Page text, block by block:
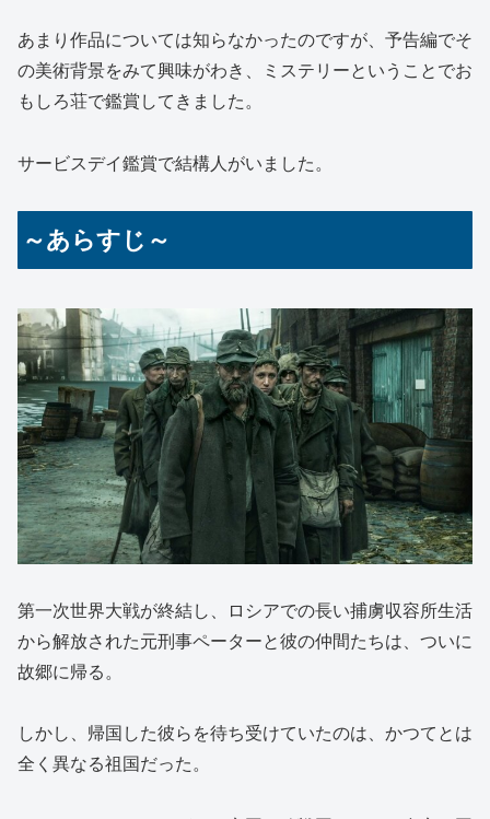
あまり作品については知らなかったのですが、予告編でそ
の美術背景をみて興味がわき、ミステリーということでお
もしろ荘で鑑賞してきました。
サービスデイ鑑賞で結構人がいました。
～あらすじ～
第一次世界大戦が終結し、ロシアでの長い捕虜収容所生活
から解放された元刑事ペーターと彼の仲間たちは、ついに
故郷に帰る。
しかし、帰国した彼らを待ち受けていたのは、かつてとは
全く異なる祖国だった。